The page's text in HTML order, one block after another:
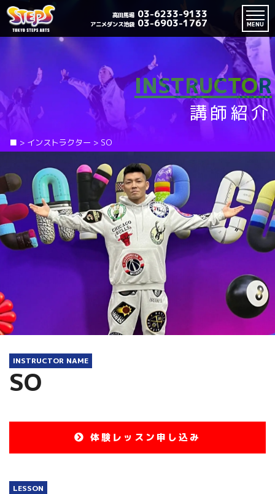
高田馬場 03-6233-9133
アニメダンス池袋 03-6903-1767 MENU
INSTRUCTOR
講師紹介
■ > インストラクター > SO
INSTRUCTOR NAME
SO
体験レッスン申し込み
LESSON